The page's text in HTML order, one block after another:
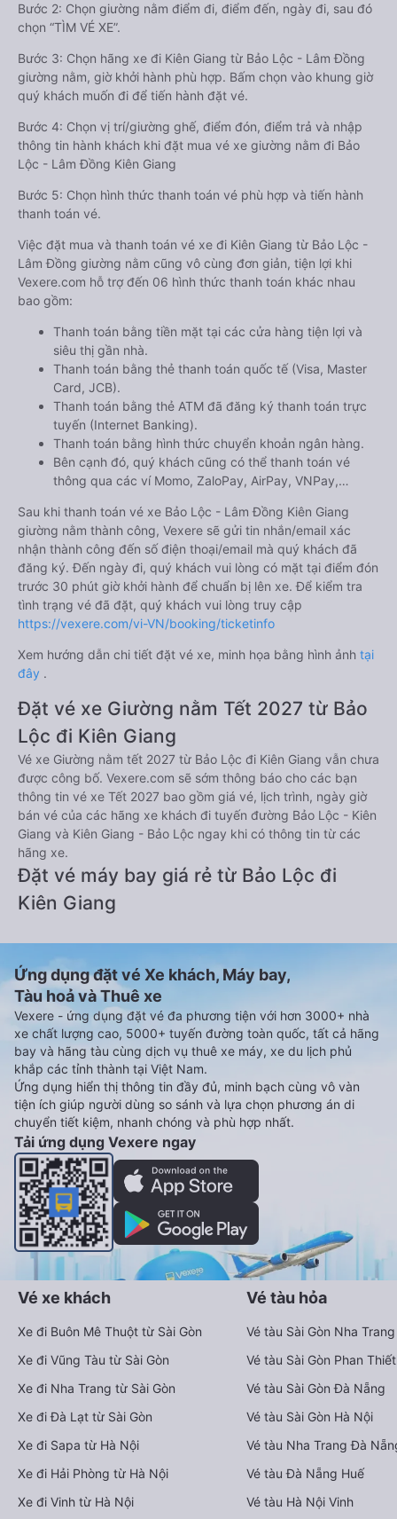
Bước 2: Chọn giường nằm điểm đi, điểm đến, ngày đi, sau đó
chọn “TÌM VÉ XE”.
Bước 3: Chọn hãng xe đi Kiên Giang từ Bảo Lộc - Lâm Đồng
giường nằm, giờ khởi hành phù hợp. Bấm chọn vào khung giờ
quý khách muốn đi để tiến hành đặt vé.
Bước 4: Chọn vị trí/giường ghế, điểm đón, điểm trả và nhập
thông tin hành khách khi đặt mua vé xe giường nằm đi Bảo
Lộc - Lâm Đồng Kiên Giang
Bước 5: Chọn hình thức thanh toán vé phù hợp và tiến hành
thanh toán vé.
Việc đặt mua và thanh toán vé xe đi Kiên Giang từ Bảo Lộc -
Lâm Đồng giường nằm cũng vô cùng đơn giản, tiện lợi khi
Vexere.com hỗ trợ đến 06 hình thức thanh toán khác nhau
bao gồm:
Thanh toán bằng tiền mặt tại các cửa hàng tiện lợi và
siêu thị gần nhà.
Thanh toán bằng thẻ thanh toán quốc tế (Visa, Master
Card, JCB).
Thanh toán bằng thẻ ATM đã đăng ký thanh toán trực
tuyến (Internet Banking).
Thanh toán bằng hình thức chuyển khoản ngân hàng.
Bên cạnh đó, quý khách cũng có thể thanh toán vé
thông qua các ví Momo, ZaloPay, AirPay, VNPay,…
Sau khi thanh toán vé xe Bảo Lộc - Lâm Đồng Kiên Giang
giường nằm thành công, Vexere sẽ gửi tin nhắn/email xác
nhận thành công đến số điện thoại/email mà quý khách đã
đăng ký. Đến ngày đi, quý khách vui lòng có mặt tại điểm đón
trước 30 phút giờ khởi hành để chuẩn bị lên xe. Để kiểm tra
tình trạng vé đã đặt, quý khách vui lòng truy cập
https://vexere.com/vi-VN/booking/ticketinfo
Xem hướng dẫn chi tiết đặt vé xe, minh họa bằng hình ảnh tại
đây .
Đặt vé xe Giường nằm Tết 2027 từ Bảo
Lộc đi Kiên Giang
Vé xe Giường nằm tết 2027 từ Bảo Lộc đi Kiên Giang vẫn chưa
được công bố. Vexere.com sẽ sớm thông báo cho các bạn
thông tin vé xe Tết 2027 bao gồm giá vé, lịch trình, ngày giờ
bán vé của các hãng xe khách đi tuyến đường Bảo Lộc - Kiên
Giang và Kiên Giang - Bảo Lộc ngay khi có thông tin từ các
hãng xe.
Đặt vé máy bay giá rẻ từ Bảo Lộc đi
Kiên Giang
Ứng dụng đặt vé Xe khách, Máy bay,
Tàu hoả và Thuê xe
Vexere - ứng dụng đặt vé đa phương tiện với hơn 3000+ nhà
xe chất lượng cao, 5000+ tuyến đường toàn quốc, tất cả hãng
bay và hãng tàu cùng dịch vụ thuê xe máy, xe du lịch phủ
khắp các tỉnh thành tại Việt Nam.
Ứng dụng hiển thị thông tin đầy đủ, minh bạch cùng vô vàn
tiện ích giúp người dùng so sánh và lựa chọn phương án di
chuyển tiết kiệm, nhanh chóng và phù hợp nhất.
Tải ứng dụng Vexere ngay
Vé xe khách
Xe đi Buôn Mê Thuột từ Sài Gòn
Xe đi Vũng Tàu từ Sài Gòn
Xe đi Nha Trang từ Sài Gòn
Xe đi Đà Lạt từ Sài Gòn
Xe đi Sapa từ Hà Nội
Xe đi Hải Phòng từ Hà Nội
Xe đi Vinh từ Hà Nội
Vé tàu hỏa
Vé tàu Sài Gòn Nha Trang
Vé tàu Sài Gòn Phan Thiết
Vé tàu Sài Gòn Đà Nẵng
Vé tàu Sài Gòn Hà Nội
Vé tàu Nha Trang Đà
Vé tàu Đà Nẵng Huế
Vé tàu Hà Nội Vinh